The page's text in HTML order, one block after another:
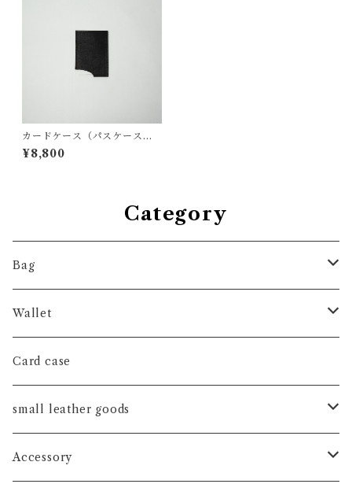
カードケース（パスケース） /
泥染(dyed in mud)
¥8,800
Category
Bag
hand bag
shoulder bag
tote bag
Wallet
long wallet
short wallet
coin case
Card case
small leather goods
watch band
Accessory